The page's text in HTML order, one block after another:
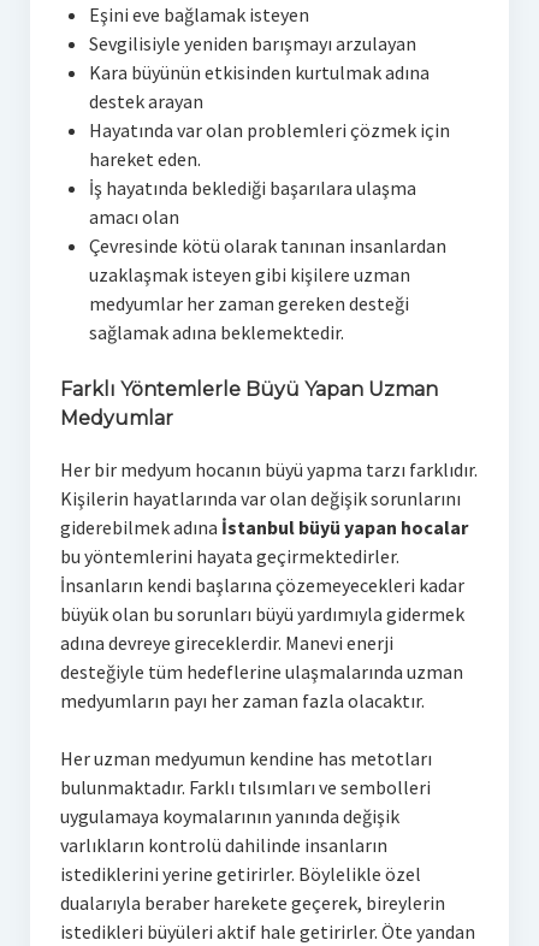
Eşini eve bağlamak isteyen
Sevgilisiyle yeniden barışmayı arzulayan
Kara büyünün etkisinden kurtulmak adına
destek arayan
Hayatında var olan problemleri çözmek için
hareket eden.
İş hayatında beklediği başarılara ulaşma
amacı olan
Çevresinde kötü olarak tanınan insanlardan
uzaklaşmak isteyen gibi kişilere uzman
medyumlar her zaman gereken desteği
sağlamak adına beklemektedir.
Farklı Yöntemlerle Büyü Yapan Uzman
Medyumlar
Her bir medyum hocanın büyü yapma tarzı farklıdır.
Kişilerin hayatlarında var olan değişik sorunlarını
giderebilmek adına İstanbul büyü yapan hocalar
bu yöntemlerini hayata geçirmektedirler.
İnsanların kendi başlarına çözemeyecekleri kadar
büyük olan bu sorunları büyü yardımıyla gidermek
adına devreye gireceklerdir. Manevi enerji
desteğiyle tüm hedeflerine ulaşmalarında uzman
medyumların payı her zaman fazla olacaktır.
Her uzman medyumun kendine has metotları
bulunmaktadır. Farklı tılsımları ve sembolleri
uygulamaya koymalarının yanında değişik
varlıkların kontrolü dahilinde insanların
istediklerini yerine getirirler. Böylelikle özel
dualarıyla beraber harekete geçerek, bireylerin
istedikleri büyüleri aktif hale getirirler. Öte yandan